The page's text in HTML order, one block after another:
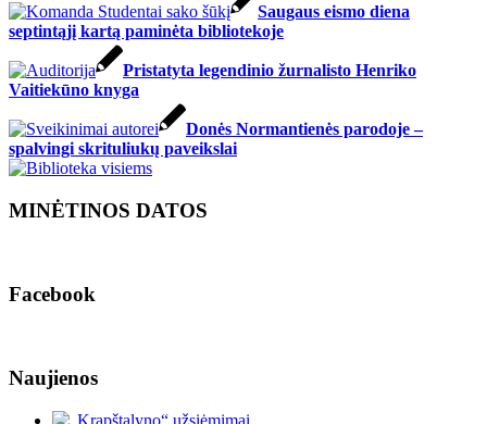
Saugaus eismo diena
septintąjį kartą paminėta bibliotekoje
Pristatyta legendinio žurnalisto Henriko
Vaitiekūno knyga
Donės Normantienės parodoje –
spalvingi skrituliukų paveikslai
MINĖTINOS DATOS
Facebook
Naujienos